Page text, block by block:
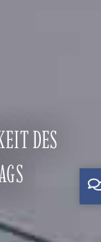
DES S